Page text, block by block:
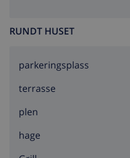
RUNDT HUSET
parkeringsplass
terrasse
plen
hage